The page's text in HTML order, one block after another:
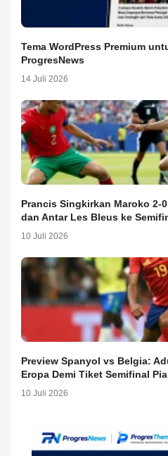
Tema WordPress Premium
ProgresNews
14 Juli 2026
Prancis Singkirkan Maroko 2-
dan Antar Les Bleus ke
10 Juli 2026
Preview Spanyol vs Belgia:
Eropa Demi Tiket Semifinal
10 Juli 2026